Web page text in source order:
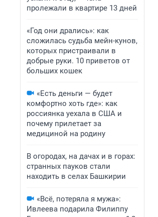
пролежали в квартире 13 дней
«Год они дрались»: как
сложилась судьба мейн-кунов,
которых пристраивали в
добрые руки. 10 приветов от
больших кошек
«Есть деньги — будет
комфортно хоть где»: как
россиянка уехала в США и
почему прилетает за
медициной на родину
В огородах, на дачах и в горах:
странных пауков стали
находить в селах Башкирии
«Всё, потеряла я мужа»:
Ивлеева подарила Филиппу